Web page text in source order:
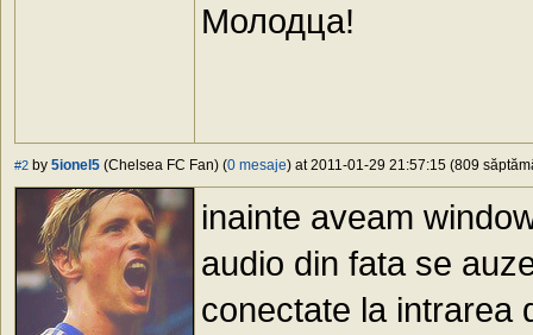
Молодца!
#2 by 5ionel5 (Chelsea FC Fan) (0 mesaje) at 2011-01-29 21:57:15 (809
inainte aveam
audio din fata se
conectate la intrarea